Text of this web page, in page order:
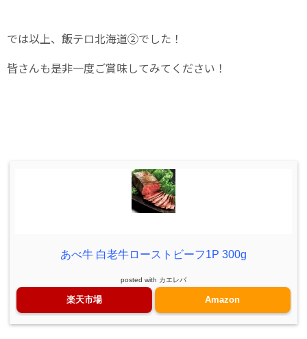
では以上、飯テロ北海道②でした！
皆さんも是非一度ご賞味してみてください！
あべ牛 白老牛ローストビーフ1P 300g
posted with カエレバ
楽天市場 Amazon